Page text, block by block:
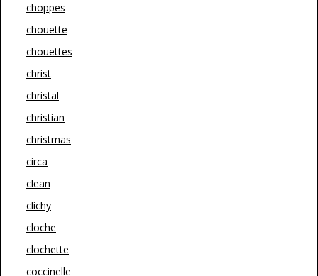
choppes
chouette
chouettes
christ
christal
christian
christmas
circa
clean
clichy
cloche
clochette
coccinelle